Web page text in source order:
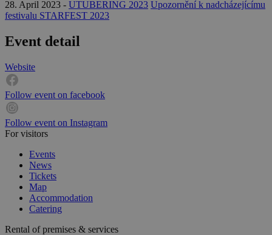
28. April 2023 - UTUBERING 2023 Upozornění k nadcházejícímu
festivalu STARFEST 2023
Event detail
Website
Follow event on facebook
Follow event on Instagram
For visitors
Events
News
Tickets
Map
Accommodation
Catering
Rental of premises & services